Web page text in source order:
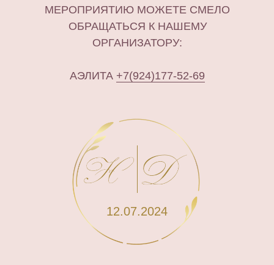
12.07.2024
МЕРОПРИЯТИЮ МОЖЕТЕ СМЕЛО
ОБРАЩАТЬСЯ К НАШЕМУ
ОРГАНИЗАТОРУ:
АЭЛИТА +7(924)177-52-69